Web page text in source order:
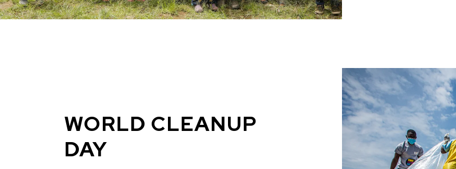
TURQUOISE
NHL® LIMITIERTE
GREY
WORLD CLEANUP
DAY